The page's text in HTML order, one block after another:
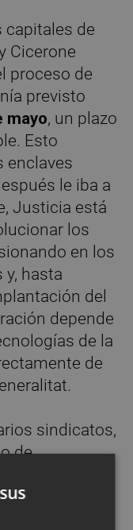
capitales de
Cicerone
proceso de
previsto
mayo, un plazo
Esto
enclaves
le iba a
Justicia está
los
en los
hasta
del
depende
de la
de
sindicatos,
de
de
estaban